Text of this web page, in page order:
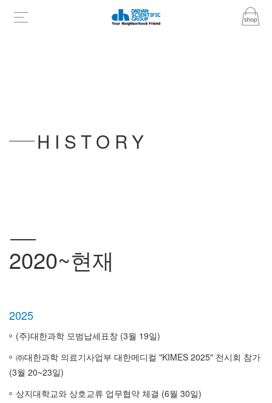
HISTORY
2020~현재
2025
(주)대한과학 모범납세표창 (3월 19일)
㈜대한과학 의료기사업부 대한메디컬 "KIMES 2025" 전시회 참가
(3월 20~23일)
상지대학교와 상호교류 업무협약 체결 (6월 30일)